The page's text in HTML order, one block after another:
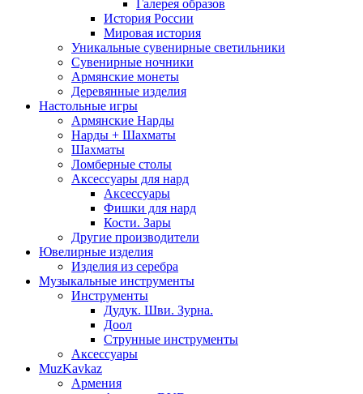
Галерея образов
История России
Мировая история
Уникальные сувенирные светильники
Сувенирные ночники
Армянские монеты
Деревянные изделия
Настольные игры
Армянские Нарды
Нарды + Шахматы
Шахматы
Ломберные столы
Аксессуары для нард
Аксессуары
Фишки для нард
Кости. Зары
Другие производители
Ювелирные изделия
Изделия из серебра
Музыкальные инструменты
Инструменты
Дудук. Шви. Зурна.
Доол
Струнные инструменты
Аксессуары
MuzKavkaz
Армения